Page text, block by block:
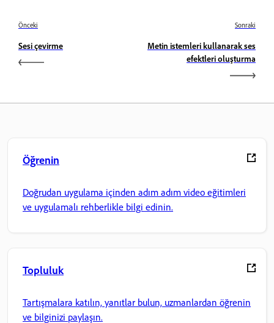
Önceki
Sesi çevirme
Sonraki
Metin istemleri kullanarak ses
efektleri oluşturma
Öğrenin
Doğrudan uygulama içinden adım adım video eğitimleri
ve uygulamalı rehberlikle bilgi edinin.
Topluluk
Tartışmalara katılın, yanıtlar bulun, uzmanlardan öğrenin
ve bilginizi paylaşın.